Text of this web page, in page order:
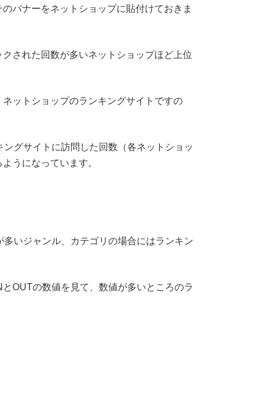
バナーをネットショップに貼付けておきま
された回数が多いネットショップほど上位
ットショップのランキングサイトですの
グサイトに訪問した回数（各ネットショッ
うになっています。
いジャンル、カテゴリの場合にはランキン
OUTの数値を見て、数値が多いところのラ